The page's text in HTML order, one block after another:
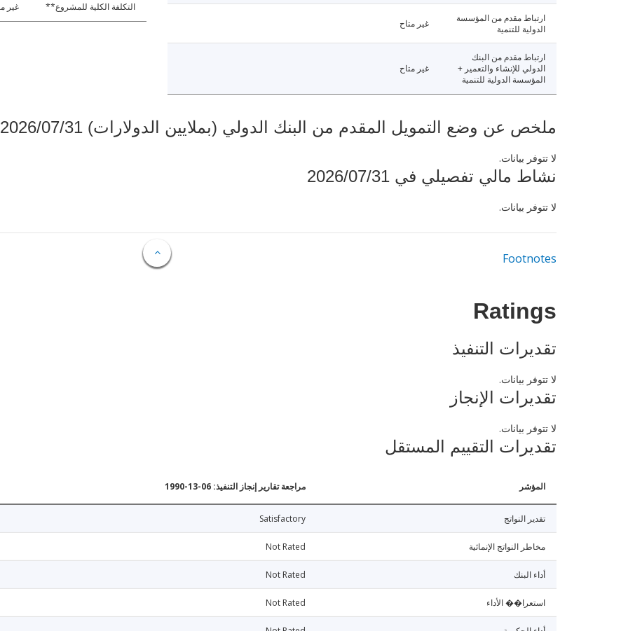
ارتباط مقدم من المؤسسة
الدولية للتنمية
غير متاح
ارتباط مقدم من البنك
الدولي للإنشاء والتعمير +
المؤسسة الدولية للتنمية
غير متاح
التكلفة الكلية للمشروع** غير
ملخص عن وضع التمويل المقدم من البنك الدولي (بملايين الدولارات) 2026/07/31
لا تتوفر بيانات.
نشاط مالي تفصيلي في 2026/07/31
لا تتوفر بيانات.
Footnotes
Ratings
تقديرات التنفيذ
لا تتوفر بيانات.
تقديرات الإنجاز
لا تتوفر بيانات.
تقديرات التقييم المستقل
المؤشر مراجعة تقارير إنجاز التنفيذ: 06-13-1990
تقدير النواتج Satisfactory
مخاطر النواتج الإنمائية Not Rated
أداء البنك Not Rated
استعرا�� الأداء Not Rated